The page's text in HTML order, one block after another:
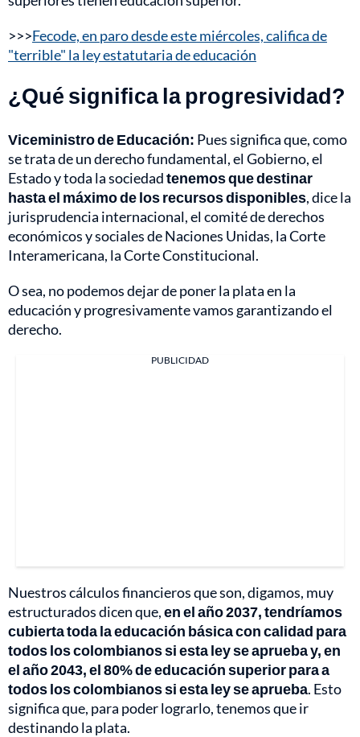
>>>Fecode, en paro desde este miércoles, califica de
"terrible" la ley estatutaria de educación
¿Qué significa la progresividad?
Viceministro de Educación: Pues significa que, como
se trata de un derecho fundamental, el Gobierno, el
Estado y toda la sociedadtenemos que destinar
hasta el máximo de los recursos disponibles, dice la
jurisprudencia internacional, el comité de derechos
económicos y sociales de Naciones Unidas, la Corte
Interamericana, la Corte Constitucional.
O sea, no podemos dejar de poner la plata en la
educación y progresivamente vamos garantizando el
derecho.
PUBLICIDAD
Nuestros cálculos financieros que son, digamos, muy
estructurados dicen que,en el año 2037, tendríamos
cubierta toda la educación básica con calidad para
todos los colombianos si esta ley se aprueba y, en
el año 2043, el 80% de educación superior para a
todos los colombianos si esta ley se aprueba. Esto
significa que, para poder lograrlo, tenemos que ir
destinando la plata.